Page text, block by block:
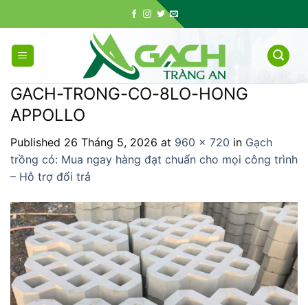
to
content
GACH-TRONG-CO-8LO-HONG
APPOLLO
Published 26 Tháng 5, 2026 at 960 × 720 in Gạch
trồng cỏ: Mua ngay hàng đạt chuẩn cho mọi công trình
– Hỗ trợ đổi trả